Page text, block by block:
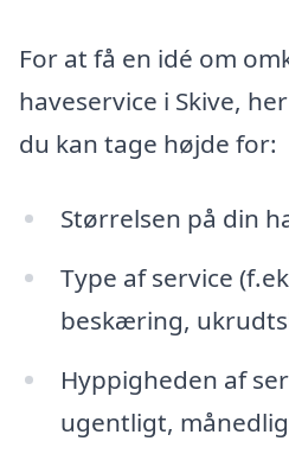
For at få en idé om
haveservice i Skive,
du kan tage højde for:
Størrelsen på din
Type af service
beskæring,
Hyppigheden af
ugentligt,